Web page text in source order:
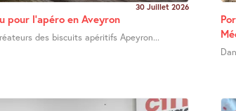
30 Juillet 2026
pour l’apéro en Aveyron
des biscuits apéritifs Apeyron...